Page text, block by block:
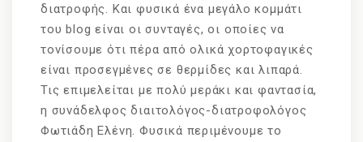
διατροφής. Και φυσικά ένα μεγάλο κομμάτι
του blog είναι οι συνταγές, οι οποίες να
τονίσουμε ότι πέρα από ολικά χορτοφαγικές
είναι προσεγμένες σε θερμίδες και λιπαρά.
Τις επιμελείται με πολύ μεράκι και φαντασία,
η συνάδελφος διαιτολόγος-διατροφολόγος
Φωτιάδη Ελένη. Φυσικά περιμένουμε το